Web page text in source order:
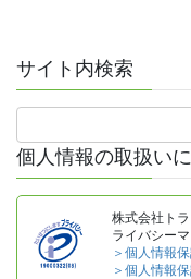
サイト内検索
個人情報の取扱い
株式会社ト
ライバシー
＞個人情報
＞個人情報